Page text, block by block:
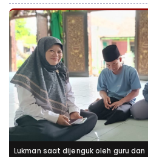
Lukman saat dijenguk oleh guru